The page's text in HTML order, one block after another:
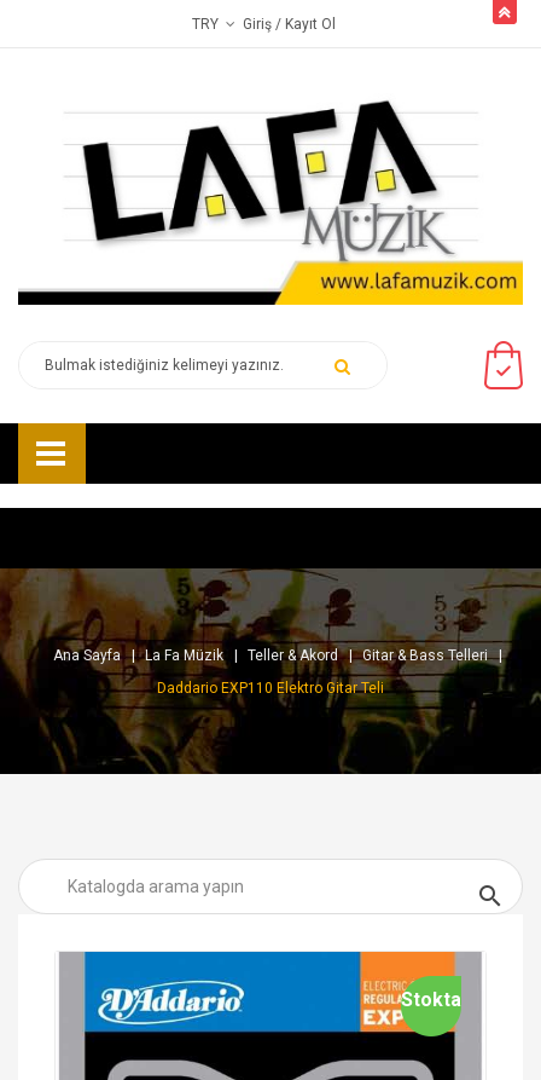
TRY Giriş / Kayıt Ol
Ana Sayfa La Fa Müzik Teller & Akord
Gitar & Bass Telleri
Daddario EXP110 Elektro Gitar Teli

Stokta